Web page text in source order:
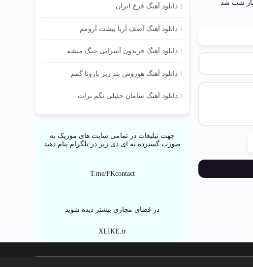
دانلود آهنگ فرخ ایران
دانلود آهنگ آصف آریا پیشت آرومم
دانلود آهنگ فریدون آسرایی جنگ میشه
دانلود آهنگ هوروش بند زیر بارونا گمم
دانلود آهنگ سامان جلیلی نگم برات
جهت تبلیغات در تمامی سایت های موزیک به
صورت گسترده به ای دی زیر در تلگرام پیام دهید
:
T.me/FKcontact
در فضای مجازی بیشتر دیده شوید
XLIKE.ir